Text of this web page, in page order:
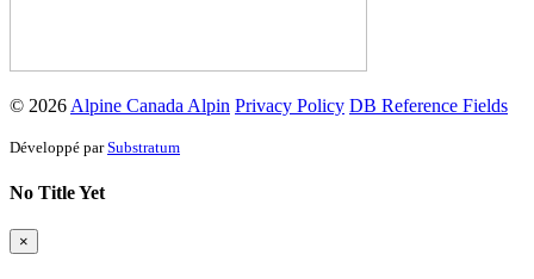
© 2026 Alpine Canada Alpin Privacy Policy DB Reference Fields
Développé parSubstratum
No Title Yet
×